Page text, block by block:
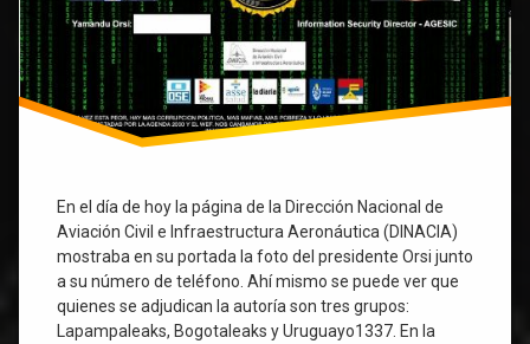
En el día de hoy la página de la Dirección Nacional de
Aviación Civil e Infraestructura Aeronáutica (DINACIA)
mostraba en su portada la foto del presidente Orsi junto
a su número de teléfono. Ahí mismo se puede ver que
quienes se adjudican la autoría son tres grupos:
Lapampaleaks, Bogotaleaks y Uruguayo1337. En la